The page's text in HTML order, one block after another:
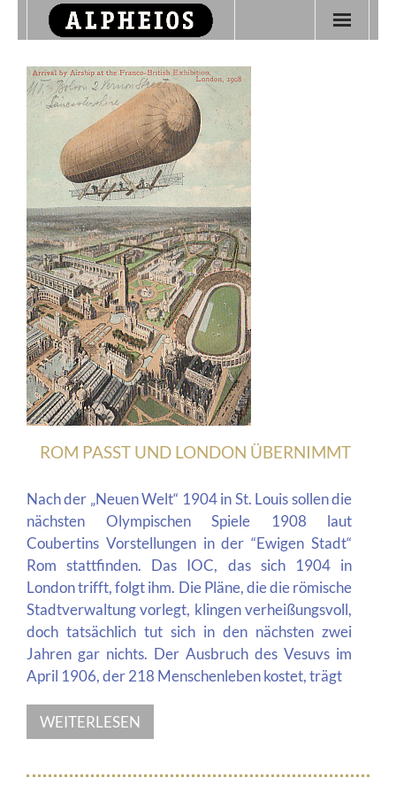
Über Alpheios
Olympische Philatelie
Kontakt
ROM PASST UND LONDON ÜBERNIMMT
Nach der „Neuen Welt“ 1904 in St. Louis sollen die
nächsten Olympischen Spiele 1908 laut
Coubertins Vorstellungen in der “Ewigen Stadt“
Rom stattfinden. Das IOC, das sich 1904 in
London trifft, folgt ihm. Die Pläne, die die römische
Stadtverwaltung vorlegt, klingen verheißungsvoll,
doch tatsächlich tut sich in den nächsten zwei
Jahren gar nichts. Der Ausbruch des Vesuvs im
April 1906, der 218 Menschenleben kostet, trägt
WEITERLESEN